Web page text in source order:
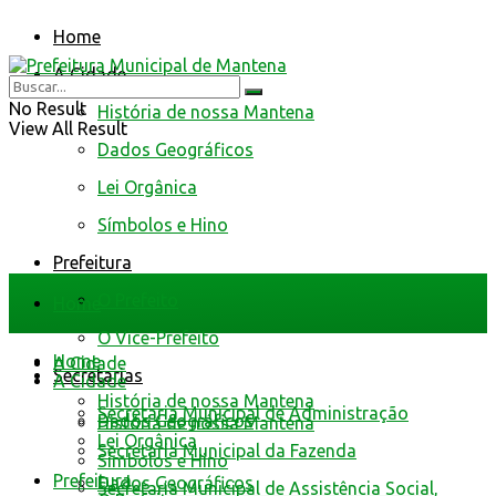
Home
A Cidade
História de nossa Mantena
Dados Geográficos
Lei Orgânica
Símbolos e Hino
Prefeitura
O Vice-Prefeito
Secretarias
Secretaria Municipal de Administração
Secretaria Municipal da Fazenda
Secretaria Municipal de Assistência Social,
No Result
View All Result
Home
A Cidade
História de nossa Mantena
Dados Geográficos
Home
A Cidade
História de nossa Mantena
Dados Geográficos
Lei Orgânica
Símbolos e Hino
Prefeitura